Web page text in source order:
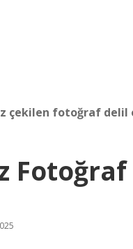
çekilen fotoğraf delil